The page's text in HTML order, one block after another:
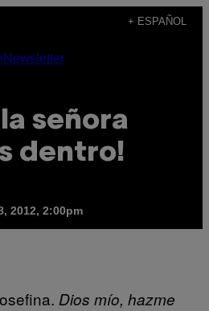
+ ESPAÑOL
Newsletter
señora
dentro!
2012, 2:00pm
Dios mío, hazme